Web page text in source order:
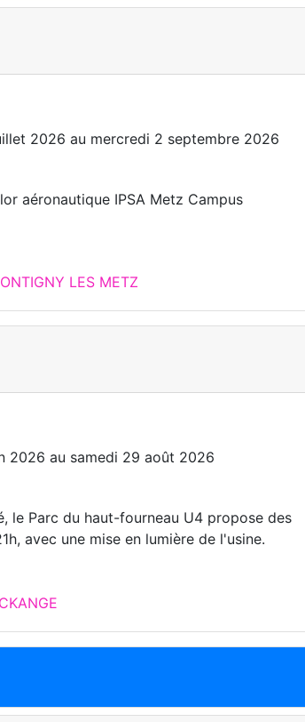
2026 au mercredi 2 septembre 2026
aéronautique IPSA Metz Campus
LES METZ
2026 au samedi 29 août 2026
le Parc du haut-fourneau U4 propose des
avec une mise en lumière de l'usine.